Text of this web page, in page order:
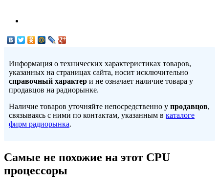
Информация о технических характеристиках товаров,
указанных на страницах сайта, носит исключительно
справочный характер и не означает наличие товара у
продавцов на радиорынке.
Наличие товаров уточняйте непосредственно у продавцов,
связываясь с ними по контактам, указанным в каталоге
фирм радиорынка.
Самые не похожие на этот CPU
процессоры